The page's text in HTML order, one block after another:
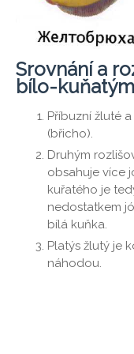
Srovnání a
bílo-
Příbuzní žluté
(břicho).
Druhým
obsahuje více
kuřatého je
nedostatkem
bílá kuňka.
Platýs žlutý je
náhodou.